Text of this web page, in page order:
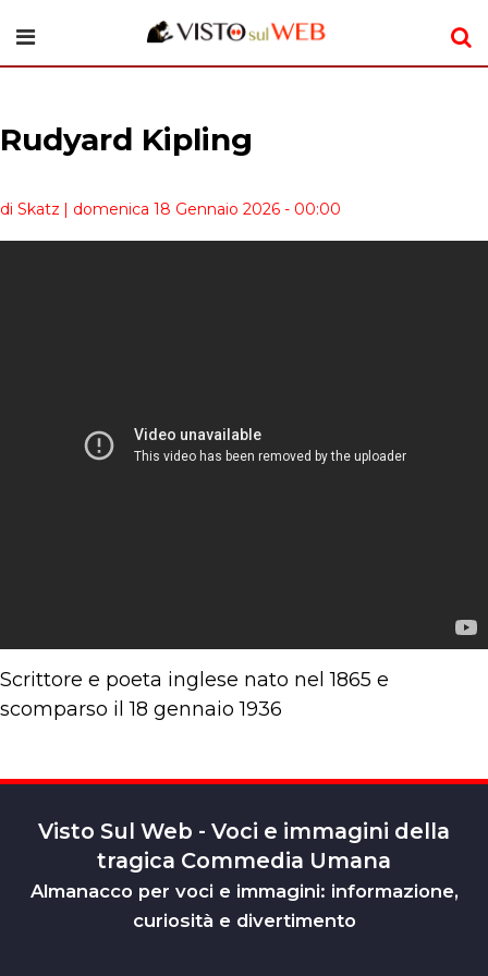
Rudyard Kipling
di Skatz | domenica 18 Gennaio 2026 - 00:00
Scrittore e poeta inglese nato nel 1865 e
scomparso il 18 gennaio 1936
Visto Sul Web - Voci e immagini della
tragica Commedia Umana
Almanacco per voci e immagini: informazione,
curiosità e divertimento